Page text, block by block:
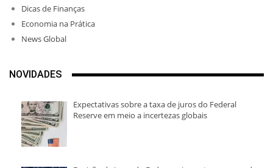
Dicas de Finanças
Economia na Prática
News Global
NOVIDADES
Expectativas sobre a taxa de juros do Federal
Reserve em meio a incertezas globais